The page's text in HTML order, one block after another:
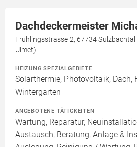
Dachdeckermeister
Frühlingsstrasse 2, 67734
Ulmet)
HEIZUNG SPEZIALGEBIETE
Solarthermie, Photovoltaik, Dach,
Wintergarten
ANGEBOTENE TÄTIGKEITEN
Wartung, Reparatur,
Austausch, Beratung, Anlage &